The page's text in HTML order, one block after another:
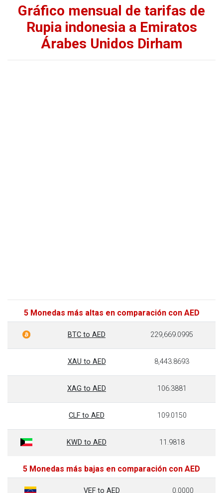
Gráfico mensual de tarifas de
Rupia indonesia a Emiratos
Árabes Unidos Dirham
5 Monedas más altas en comparación con AED
BTC to AED 229,669.0995
XAU to AED 8,443.8693
XAG to AED 106.3881
CLF to AED 109.0150
KWD to AED 11.9818
5 Monedas más bajas en comparación con AED
VEF to AED 0.0000